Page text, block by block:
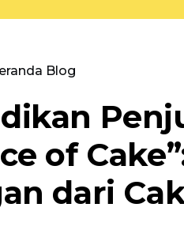
Blog
of
dari